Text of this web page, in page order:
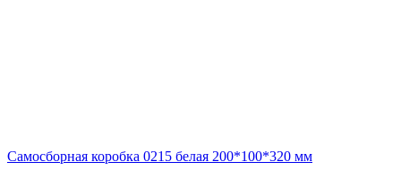
Самосборная коробка 0215 белая 200*100*320 мм